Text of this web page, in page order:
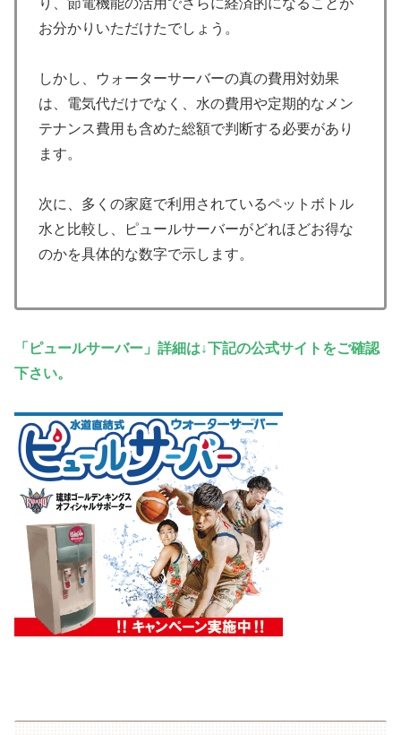
り、節電機能の活用でさらに経済的になることが
お分かりいただけたでしょう。
しかし、ウォーターサーバーの真の費用対効果
は、電気代だけでなく、水の費用や定期的なメン
テナンス費用も含めた総額で判断する必要があり
ます。
次に、多くの家庭で利用されているペットボトル
水と比較し、ピュールサーバーがどれほどお得な
のかを具体的な数字で示します。
「ピュールサーバー」詳細は↓下記の公式サイトをご確認
下さい。